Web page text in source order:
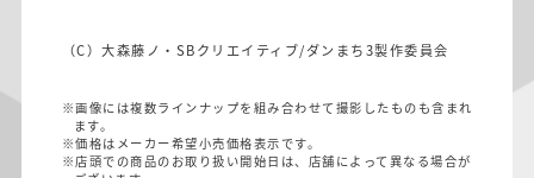
（C）大森藤ノ・SBクリエイティブ/ダンまち3製作委員会
※画像には複数ラインナップを組み合わせて撮影したものも含まれ
ます。
※価格はメーカー希望小売価格表示です。
※店頭での商品のお取り扱い開始日は、店舗によって異なる場合が